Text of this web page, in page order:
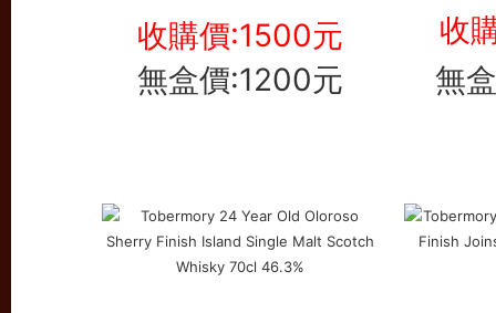
收購價:1500元
無盒價:1200元
收
無